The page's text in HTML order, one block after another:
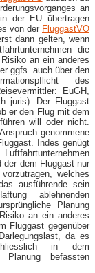
an
der EU übertragen
von der FluggastVO
dann gelten, wenn
die
an ein anderes
ggfs. auch über den
des
EuGH,
juris). Der Fluggast
er den Flug mit dem
will oder nicht.
genommene
Indes genügt
der dem Fluggast nur
welches
ausführende sein
ablehnenden
Planung
an ein anderes
Fluggast gegenüber
da es
in dem
befassten